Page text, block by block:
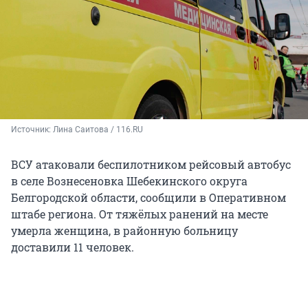
Источник: Лина Саитова / 116.RU
ВСУ атаковали беспилотником рейсовый автобус
в селе Вознесеновка Шебекинского округа
Белгородской области, сообщили в Оперативном
штабе региона. От тяжёлых ранений на месте
умерла женщина, в районную больницу
доставили 11 человек.